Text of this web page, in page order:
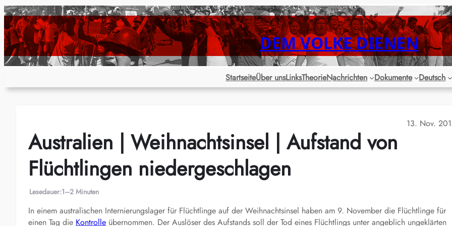
Zum
Inhalt
springen
DEM VOLKE DIENEN
StartseiteÜber unsLinksTheorieNachrichten Dokumente Deutsch
13. Nov.
Australien | Weihnachtsinsel | Aufstand von
Flüchtlingen niedergeschlagen
Lesedauer:1–2 Minuten
In einem australischen Internierungslager für Flüchtlinge auf der Weihnachtsinsel haben am 9. November die Flüchtlinge für
einen Tag die Kontrolle übernommen. Der Auslöser des Aufstands soll der Tod eines Flüchtlings unter angeblich ungeklärten